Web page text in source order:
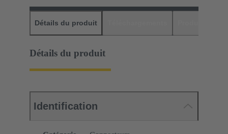
Détails du produit
Détails du produit
Identification